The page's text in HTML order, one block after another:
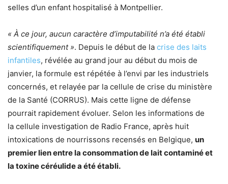
selles d’un enfant hospitalisé à Montpellier.
« À ce jour, aucun caractère d’imputabilité n’a été établi
scientifiquement ». Depuis le début de la crise des laits
infantiles, révélée au grand jour au début du mois de
janvier, la formule est répétée à l’envi par les industriels
concernés, et relayée par la cellule de crise du ministère
de la Santé (CORRUS). Mais cette ligne de défense
pourrait rapidement évoluer. Selon les informations de
la cellule investigation de Radio France, après huit
intoxications de nourrissons recensés en Belgique, un
premier lien entre la consommation de lait contaminé et
la toxine céréulide a été établi.